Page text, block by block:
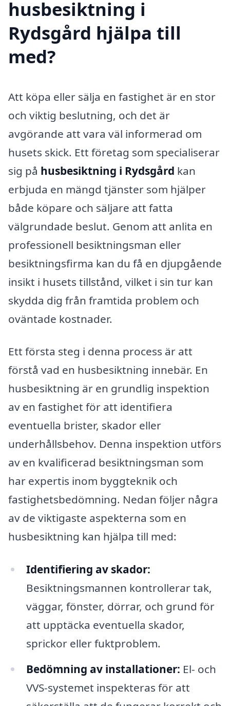
husbesiktning i
Rydsgård hjälpa till
med?
Att köpa eller sälja en fastighet är en stor
och viktig beslutning, och det är
avgörande att vara väl informerad om
husets skick. Ett företag som specialiserar
sig på husbesiktning i Rydsgård kan
erbjuda en mängd tjänster som hjälper
både köpare och säljare att fatta
välgrundade beslut. Genom att anlita en
professionell besiktningsman eller
besiktningsfirma kan du få en djupgående
insikt i husets tillstånd, vilket i sin tur kan
skydda dig från framtida problem och
oväntade kostnader.
Ett första steg i denna process är att
förstå vad en husbesiktning innebär. En
husbesiktning är en grundlig inspektion
av en fastighet för att identifiera
eventuella brister, skador eller
underhållsbehov. Denna inspektion utförs
av en kvalificerad besiktningsman som
har expertis inom byggteknik och
fastighetsbedömning. Nedan följer några
av de viktigaste aspekterna som en
husbesiktning kan hjälpa till med:
Identifiering av skador:
Besiktningsmannen kontrollerar tak,
väggar, fönster, dörrar, och grund för
att upptäcka eventuella skador,
sprickor eller fuktproblem.
Bedömning av installationer: El- och
VVS-systemet inspekteras för att